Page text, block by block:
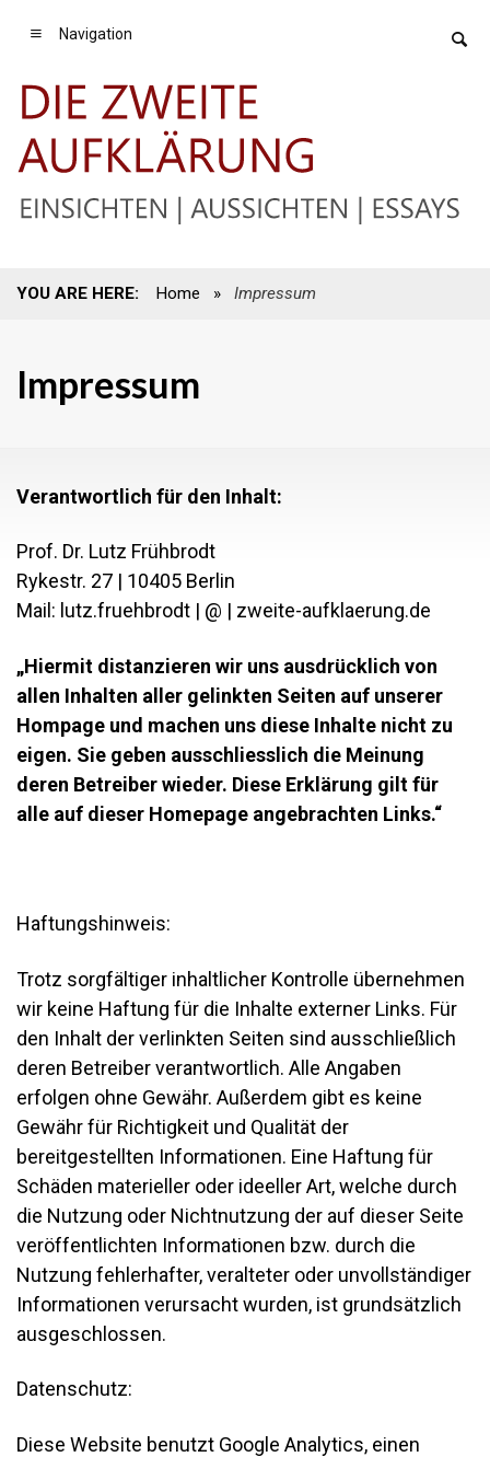
Navigation
YOU ARE HERE: Home » Impressum
Impressum
Verantwortlich für den Inhalt:
Prof. Dr. Lutz Frühbrodt
Rykestr. 27 | 10405 Berlin
Mail: lutz.fruehbrodt | @ | zweite-aufklaerung.de
„Hiermit distanzieren wir uns ausdrücklich von
allen Inhalten aller gelinkten Seiten auf unserer
Hompage und machen uns diese Inhalte nicht zu
eigen. Sie geben ausschliesslich die Meinung
deren Betreiber wieder. Diese Erklärung gilt für
alle auf dieser Homepage angebrachten Links.“
Haftungshinweis:
Trotz sorgfältiger inhaltlicher Kontrolle übernehmen
wir keine Haftung für die Inhalte externer Links. Für
den Inhalt der verlinkten Seiten sind ausschließlich
deren Betreiber verantwortlich. Alle Angaben
erfolgen ohne Gewähr. Außerdem gibt es keine
Gewähr für Richtigkeit und Qualität der
bereitgestellten Informationen. Eine Haftung für
Schäden materieller oder ideeller Art, welche durch
die Nutzung oder Nichtnutzung der auf dieser Seite
veröffentlichten Informationen bzw. durch die
Nutzung fehlerhafter, veralteter oder unvollständiger
Informationen verursacht wurden, ist grundsätzlich
ausgeschlossen.
Datenschutz:
Diese Website benutzt Google Analytics, einen